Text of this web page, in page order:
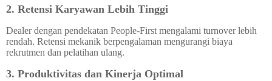
2. Retensi Karyawan Lebih Tinggi
Dealer dengan pendekatan People-First mengalami turnover lebih
rendah. Retensi mekanik berpengalaman mengurangi biaya
rekrutmen dan pelatihan ulang.
3. Produktivitas dan Kinerja Optimal